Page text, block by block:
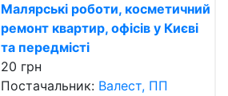
Малярські роботи, косметичний
ремонт квартир, офісів у Києві
та передмісті
20 грн
Постачальник: Валест, ПП